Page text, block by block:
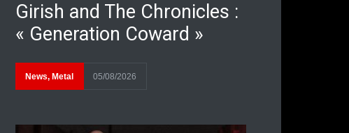
Girish and The Chronicles :
« Generation Coward »
News, Metal 05/08/2026